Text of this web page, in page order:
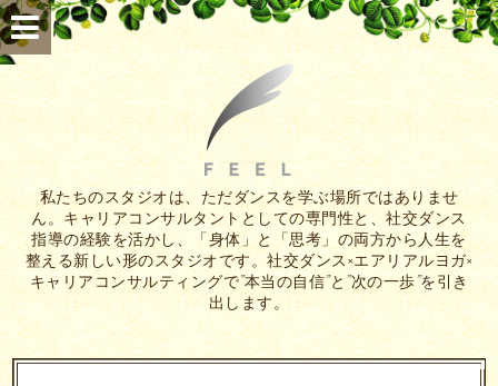
私たちのスタジオは、ただダンスを学ぶ場所ではありませ
ん。キャリアコンサルタントとしての専門性と、社交ダンス
指導の経験を活かし、「身体」と「思考」の両方から人生を
整える新しい形のスタジオです。社交ダンス×エアリアルヨガ×
キャリアコンサルティングで”本当の自信”と”次の一歩”を引き
出します。